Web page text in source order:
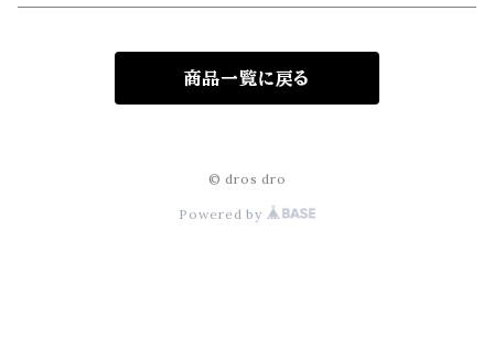
hanakazari(ハナカザリ)
Hub&Spoke(ハブアンドスポーク)
商品一覧に戻る
© dros dro
Powered by